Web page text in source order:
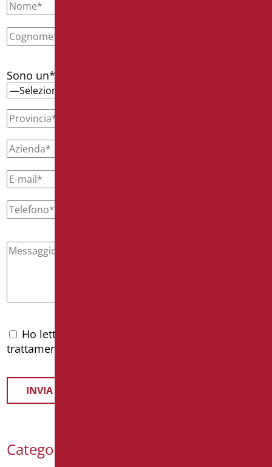
Categorie Prodotti
Sono un*
Ho letto l'
trattamento dei dati personali